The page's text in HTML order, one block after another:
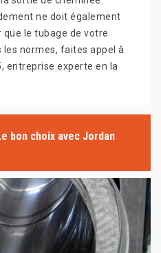
ne doit également
que le tubage de votre
normes, faites appel à
entreprise experte en la
bon choix avec Jordan